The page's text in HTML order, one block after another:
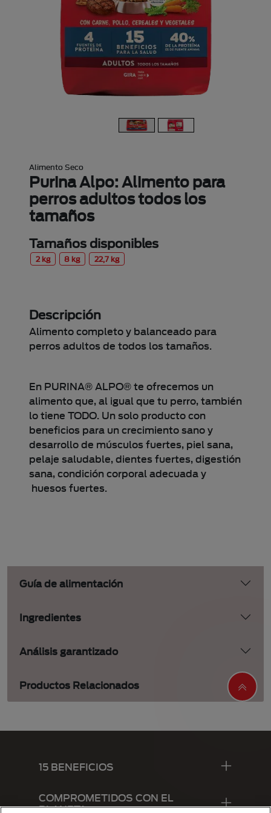
Alimento Seco
Purina Alpo: Alimento para
perros adultos todos los
tamaños
Tamaños disponibles
2 kg 8 kg 22,7 kg
Descripción
Alimento completo y balanceado para
perros adultos de todos los tamaños.
En PURINA® ALPO® te ofrecemos un
alimento que, al igual que tu perro, también
lo tiene TODO. Un solo producto con
beneficios para un crecimiento sano y
desarrollo de músculos fuertes, piel sana,
pelaje saludable, dientes fuertes, digestión
sana, condición corporal adecuada y
huesos fuertes.
Guía de alimentación
Ingredientes
Análisis garantizado
Productos Relacionados
15 BENEFICIOS
COMPROMETIDOS CON EL
PLANETA